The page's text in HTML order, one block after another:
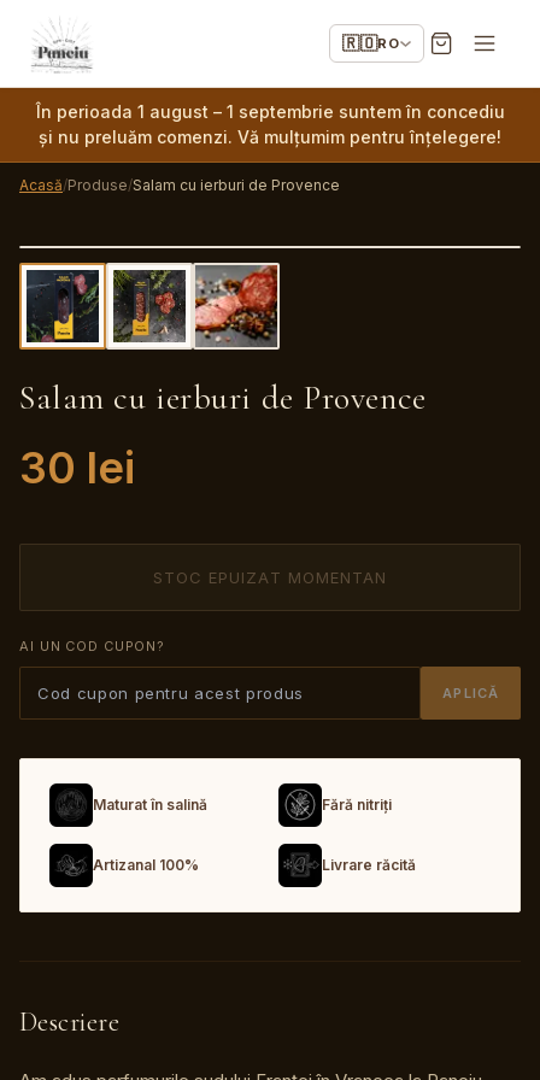
🇷🇴RO
În perioada 1 august – 1 septembrie suntem în concediu
și nu preluăm comenzi. Vă mulțumim pentru înțelegere!
Acasă/Produse/Salam cu ierburi de Provence
Salam cu ierburi de Provence
30 lei
STOC EPUIZAT MOMENTAN
AI UN COD CUPON?
APLICĂ
Maturat în salină Fără nitriți
Artizanal 100% Livrare răcită
Descriere